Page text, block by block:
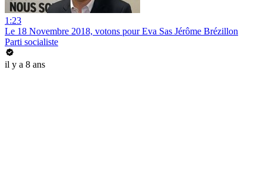
1:23
Le 18 Novembre 2018, votons pour Eva Sas Jérôme Brézillon
Parti socialiste
il y a 8 ans